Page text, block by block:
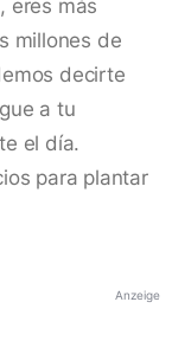
eres más
millones de
decirte
a tu
el día.
para plantar
Anzeige